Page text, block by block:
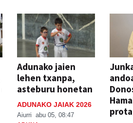
Adunako jaien
lehen txanpa,
asteburu honetan
ADUNAKO JAIAK 2026
Aiurri abu 05, 08:47